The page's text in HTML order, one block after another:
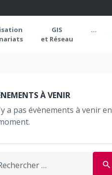
GIS
et Réseau
...
À VENIR
a pas évènements à venir en
search